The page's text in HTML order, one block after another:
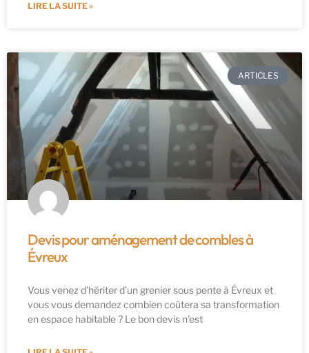
LIRE LA SUITE »
ARTICLES
Devis pour aménagement de combles à
Évreux
Vous venez d’hériter d’un grenier sous pente à Évreux et
vous vous demandez combien coûtera sa transformation
en espace habitable ? Le bon devis n’est